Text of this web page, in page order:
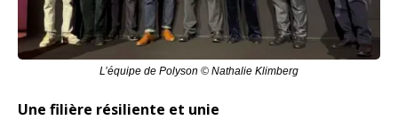
L’équipe de Polyson © Nathalie Klimberg
Une filière résiliente et unie